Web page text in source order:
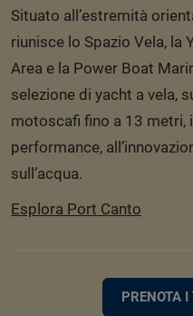
Situato all’estremità
riunisce lo Spazio Vela, la
Area e la Power Boat
selezione di yacht a vela,
motoscafi fino a 13 metri,
performance,
sull’acqua.
Esplora Port Canto
PRENOTA